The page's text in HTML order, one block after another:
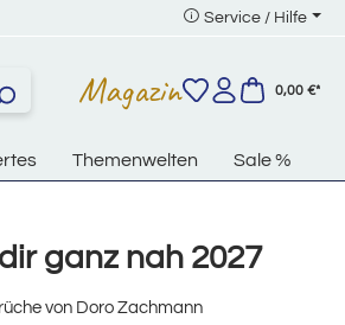
Service / Hilfe
Magazin 0,00 €*
Themenwelten Sale %
ganz nah 2027
von Doro Zachmann